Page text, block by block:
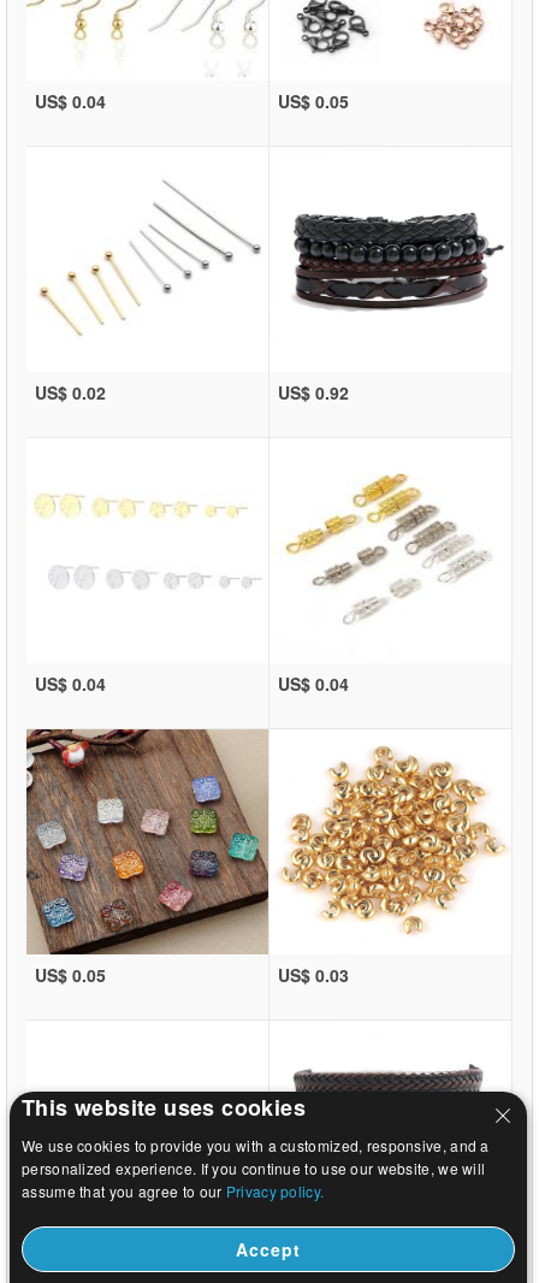
US$ 0.04 US$ 0.05
US$ 0.02 US$ 0.92
US$ 0.04 US$ 0.04
US$ 0.05 US$ 0.03
US$ 0.03 US$ 1.76
This website uses cookies
We use cookies to provide you with a customized, responsive, and a
personalized experience. If you continue to use our website, we will
assume that you agree to our Privacy policy.
Accept